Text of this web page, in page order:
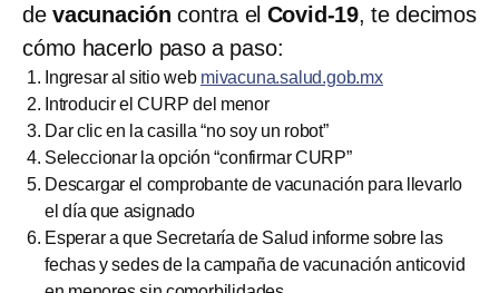
de vacunacióncontra el Covid-19, te decimos
cómo hacerlo paso a paso:
Ingresar al sitio web mivacuna.salud.gob.mx
Introducir el CURP del menor
Dar clic en la casilla “no soy un robot”
Seleccionar la opción “confirmar CURP”
Descargar el comprobante de vacunación para llevarlo
el día que asignado
Esperar a que Secretaría de Salud informe sobre las
fechas y sedes de la campaña de vacunación anticovid